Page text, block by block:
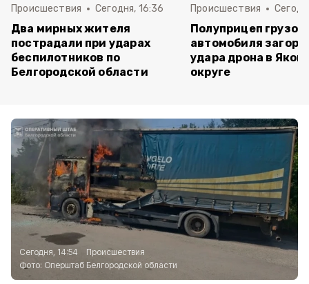
Происшествия Сегодня, 16:36
Два мирных жителя
пострадали при ударах
беспилотников по
Белгородской области
Происшествия
Полуприцеп
автомобиля
удара дрона в
округе
Сегодня, 14:54
Происшествия
Фото: Оперштаб Белгородской области